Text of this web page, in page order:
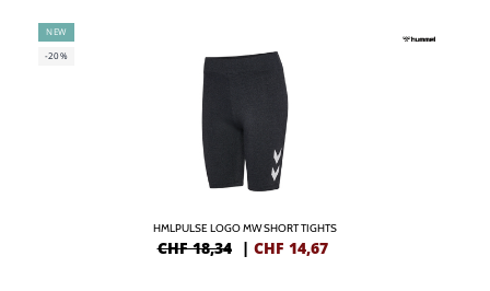
NEW
-20%
HMLPULSE LOGO MW SHORT TIGHTS
CHF 18,34 | CHF 14,67